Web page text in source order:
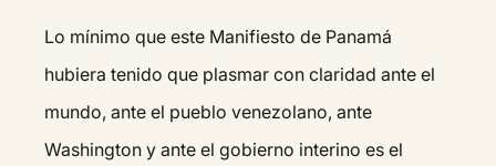
Lo mínimo que este Manifiesto de Panamá
hubiera tenido que plasmar con claridad ante el
mundo, ante el pueblo venezolano, ante
Washington y ante el gobierno interino es el